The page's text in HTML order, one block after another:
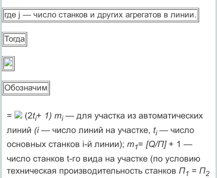
где j — число станков и других агрегатов в линии.
Тогда
Обозначим
= (2ti+ 1) mi — для участка из автоматических
линий (i — число линий на участке, ti — число
основных станков i-й линии); m1= [Q/П] + 1 —
число станков t-го вида на участке (по усло­вию
техническая производительность станков П1 = П2